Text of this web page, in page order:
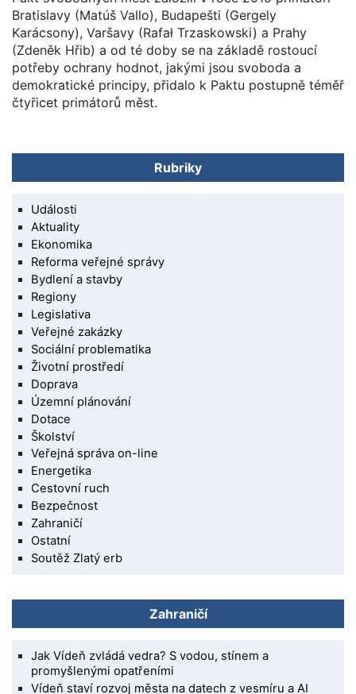
Bratislavy (Matúš Vallo), Budapešti (Gergely
Karácsony), Varšavy (Rafał Trzaskowski) a Prahy
(Zdeněk Hřib) a od té doby se na základě rostoucí
potřeby ochrany hodnot, jakými jsou svoboda a
demokratické principy, přidalo k Paktu postupně téměř
čtyřicet primátorů měst.
Rubriky
Události
Aktuality
Ekonomika
Reforma veřejné správy
Bydlení a stavby
Regiony
Legislativa
Veřejné zakázky
Sociální problematika
Životní prostředí
Doprava
Územní plánování
Dotace
Školství
Veřejná správa on-line
Energetika
Cestovní ruch
Bezpečnost
Zahraničí
Ostatní
Soutěž Zlatý erb
Zahraničí
Jak Vídeň zvládá vedra? S vodou, stínem a
promyšlenými opatřeními
Vídeň staví rozvoj města na datech z vesmíru a AI